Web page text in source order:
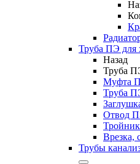
Труба ПЭ для
Назад
Труба
Муфта
Труба
Отвод
Врезка,
Трубы